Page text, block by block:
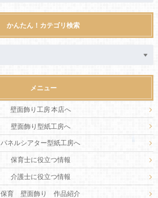
かんたん！カテゴリ検索
メニュー
壁面飾り工房 本店へ
壁面飾り型紙工房へ
パネルシアター型紙工房へ
保育士に役立つ情報
介護士に役立つ情報
保育 壁面飾り 作品紹介